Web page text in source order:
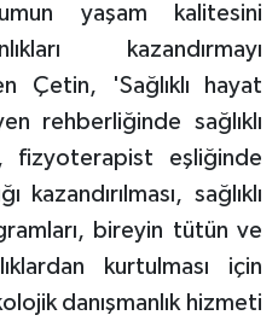
yaşam kalitesini
kazandırmayı
Çetin, 'Sağlıklı hayat
rehberliğinde sağlıklı
fizyoterapist eşliğinde
kazandırılması, sağlıklı
bireyin tütün ve
kurtulması için
danışmanlık hizmeti